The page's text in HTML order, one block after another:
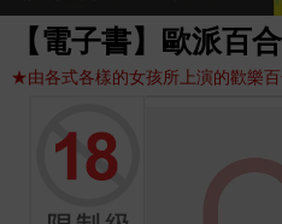
【電子書】歐派百
★由各式各樣的女孩所上演的歡樂